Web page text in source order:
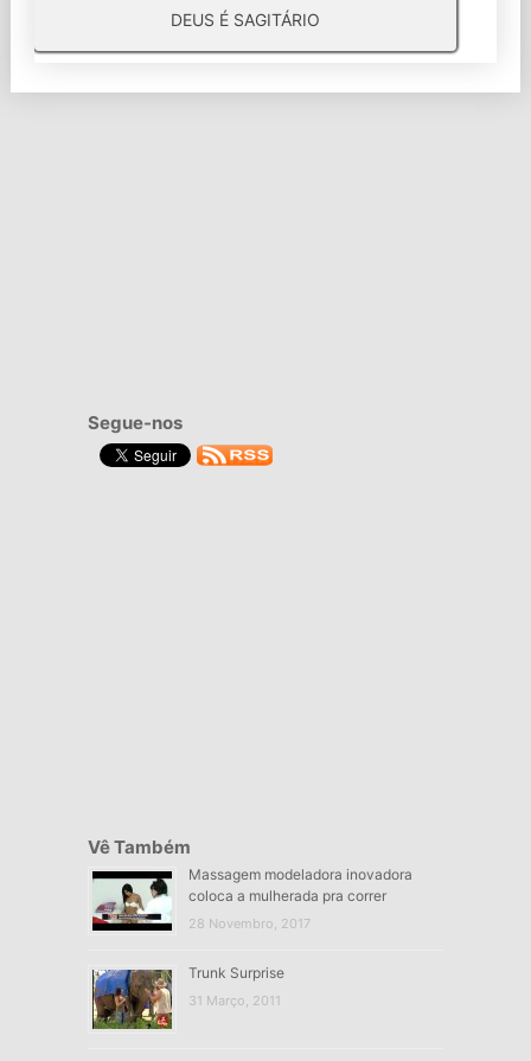
DEUS É SAGITÁRIO
Segue-nos
Vê Também
Massagem modeladora inovadora
coloca a mulherada pra correr
28 Novembro, 2017
Trunk Surprise
31 Março, 2011